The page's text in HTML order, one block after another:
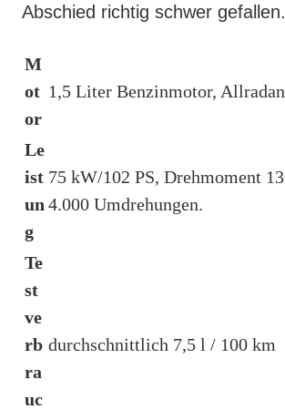
Abschied richtig schwer gefallen.
M
ot
or
1,5 Liter Benzinmotor,
Le
ist
un
g
75 kW/102 PS, Drehmoment
4.000 Umdrehungen.
Te
st
ve
rb
ra
uc
durchschnittlich 7,5 l / 100 km